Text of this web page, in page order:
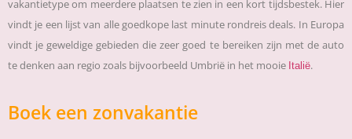
vakantietype om meerdere plaatsen te zien in een kort tijdsbestek. Hier
vindt je een lijst van alle goedkope last minute rondreis deals. In Europa
vindt je geweldige gebieden die zeer goed te bereiken zijn met de auto
te denken aan regio zoals bijvoorbeeld Umbrië in het mooie Italië.
Boek een zonvakantie